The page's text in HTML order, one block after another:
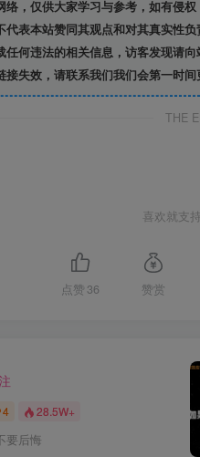
，仅供大家学习与参考，如有侵
表本站赞同其观点和对其真实性负
何违法的相关信息，访客发现请向
失效，请联系我们我们会第一时间
THE
喜欢就支
点赞 36 赞赏
4 28.5W+
要后悔